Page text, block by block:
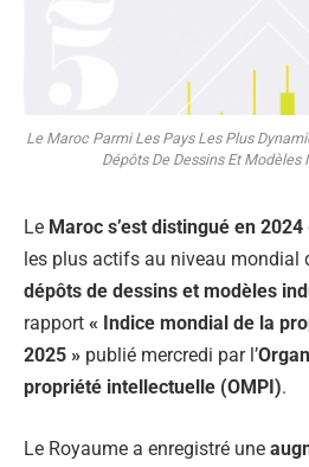
Le Maroc Parmi Les Pays Les Plus
Dépôts De Dessins Et Modèles
Le Maroc s’est distingué en 2024
les plus actifs au niveau mondial
dépôts de dessins et modèles
rapport « Indice mondial de la
2025 » publié mercredi par l’
propriété intellectuelle (OMPI).
Le Royaume a enregistré une